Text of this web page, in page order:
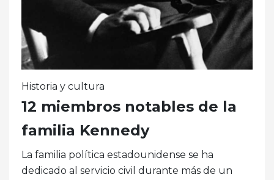
Historia y cultura
12 miembros notables de la
familia Kennedy
La familia política estadounidense se ha
dedicado al servicio civil durante más de un